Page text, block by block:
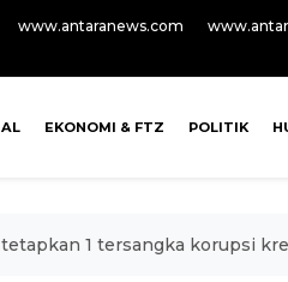
www.antaranews.com
EKONOMI & FTZ POLITIK
1 tersangka korupsi